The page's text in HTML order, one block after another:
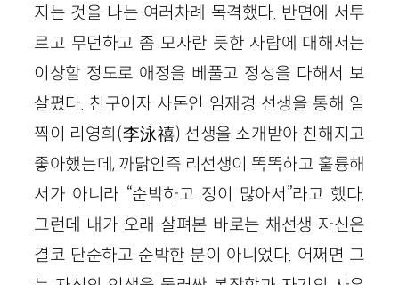
지는 것을 나는 여러차례 목격했다. 반면에 서투
르고 무던하고 좀 모자란 듯한 사람에 대해서는
이상할 정도로 애정을 베풀고 정성을 다해서 보
살폈다. 친구이자 사돈인 임재경 선생을 통해 일
찍이 리영희(李泳禧) 선생을 소개받아 친해지고
좋아했는데, 까닭인즉 리선생이 똑똑하고 훌륭해
서가 아니라 “순박하고 정이 많아서”라고 했다.
그런데 내가 오래 살펴본 바로는 채선생 자신은
결코 단순하고 순박한 분이 아니었다. 어쩌면 그